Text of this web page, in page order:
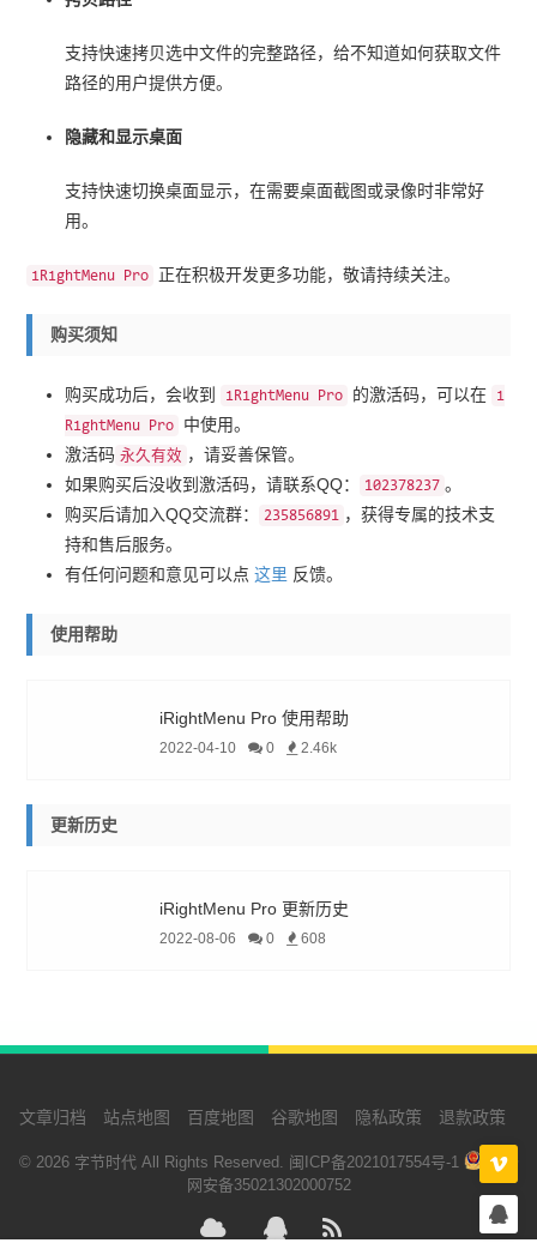
支持快速拷贝选中文件的完整路径，给不知道如何获取文件
路径的用户提供方便。
隐藏和显示桌面
支持快速切换桌面显示，在需要桌面截图或录像时非常好
用。
iRightMenu Pro 正在积极开发更多功能，敬请持续关注。
购买须知
购买成功后，会收到 iRightMenu Pro 的激活码，可以在
i
RightMenu Pro
中使用。
激活码 永久有效 ，请妥善保管。
如果购买后没收到激活码，请联系QQ：
102378237 。
购买后请加入QQ交流群：
235856891 ，获得专属的技术支
持和售后服务。
有任何问题和意见可以点 这里 反馈。
使用帮助
iRightMenu Pro 使用帮助
2022-04-10 0 2.46k
更新历史
iRightMenu Pro 更新历史
2022-08-06 0 608
文章归档 站点地图 百度地图 谷歌地图 隐私政策 退款政策
© 2026 字节时代 All Rights Reserved. 闽ICP备2021017554号-1
闽公
网安备35021302000752